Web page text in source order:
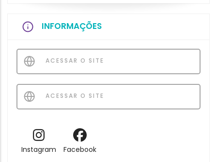
INFORMAÇÕES
ACESSAR O SITE
ACESSAR O SITE
Instagram Facebook